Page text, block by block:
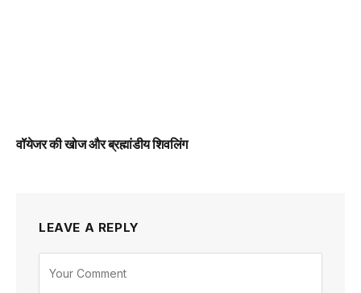
वॉयेजर की खोज और ब्रह्मांडीय शिवलिंग
LEAVE A REPLY